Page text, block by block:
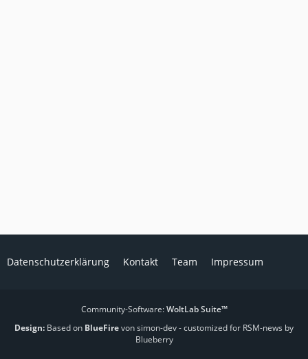
Datenschutzerklärung Kontakt Team Impressum
Community-Software:WoltLab Suite™
Design: Based on BlueFirevon simon-dev- customized for RSM-news by
Blueberry